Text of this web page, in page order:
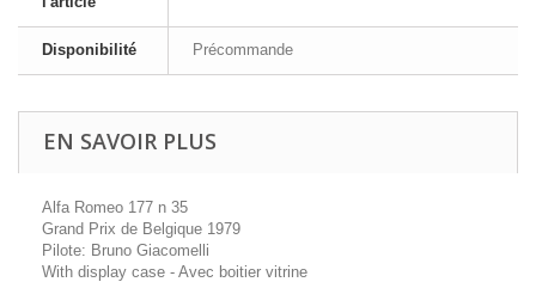
Disponibilité Précommande
EN SAVOIR PLUS
Alfa Romeo 177 n 35
Grand Prix de Belgique 1979
Pilote: Bruno Giacomelli
With display case - Avec boitier vitrine